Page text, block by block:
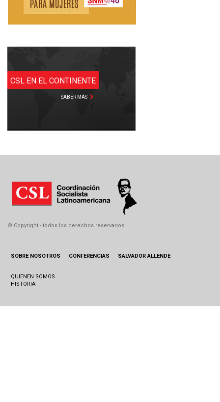
CSL EN EL CONTINENTE
SABER MÁS
© Copyright - todos los derechos reservados.
SOBRE NOSOTROS CONFERENCIAS SALVADOR ALLENDE
QUIENEN SOMOS
HISTORIA